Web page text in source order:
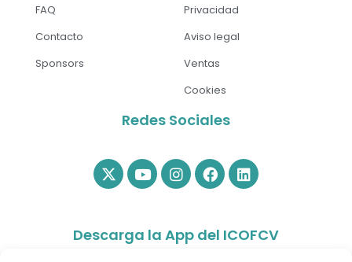
FAQ
Contacto
Sponsors
Privacidad
Aviso legal
Ventas
Cookies
Redes Sociales
Descarga la App del ICOFCV